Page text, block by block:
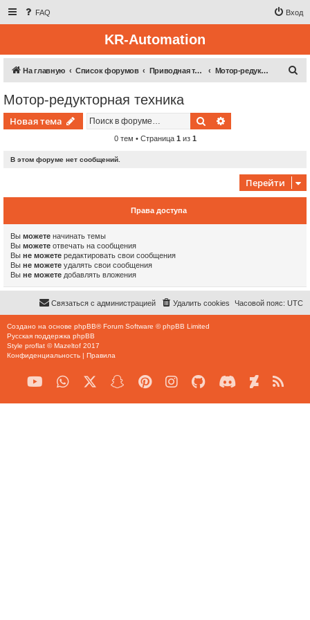
FAQ Вход
KR-Automation
На главную Список форумов Приводная техника Мотор-редукторная техника
Мотор-редукторная техника
Новая тема Поиск
0 тем • Страница 1 из 1
В этом форуме нет сообщений.
Перейти
Права доступа
Вы можете начинать темы
Вы можете отвечать на сообщения
Вы не можете редактировать свои сообщения
Вы не можете удалять свои сообщения
Вы не можете добавлять вложения
Часовой пояс: UTC
Удалить cookies
Связаться с администрацией
Создано на основе phpBB® Forum Software © phpBB Limited
Русская поддержка phpBB
Style proflat ©Mazeltof 2017
Конфиденциальность | Правила